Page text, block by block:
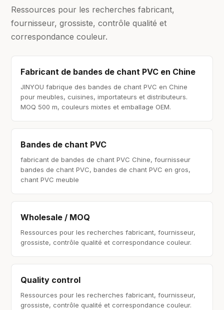
Ressources pour les recherches fabricant,
fournisseur, grossiste, contrôle qualité et
correspondance couleur.
Fabricant de bandes de chant PVC en Chine
JINYOU fabrique des bandes de chant PVC en Chine
pour meubles, cuisines, importateurs et distributeurs.
MOQ 500 m, couleurs mixtes et emballage OEM.
Bandes de chant PVC
fabricant de bandes de chant PVC Chine, fournisseur
bandes de chant PVC, bandes de chant PVC en gros,
chant PVC meuble
Wholesale / MOQ
Ressources pour les recherches fabricant, fournisseur,
grossiste, contrôle qualité et correspondance couleur.
Quality control
Ressources pour les recherches fabricant, fournisseur,
grossiste, contrôle qualité et correspondance couleur.